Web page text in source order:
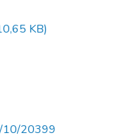
KB)
10/20399